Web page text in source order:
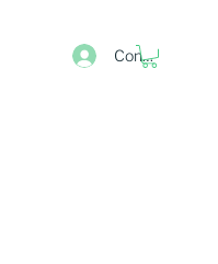
Connexion